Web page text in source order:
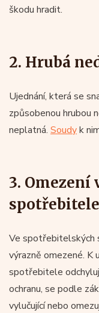
škodu hradit.
2. Hrubá
Ujednání, která se
způsobenou hrubou
neplatná. Soudyk
3.
spotřebitele
Ve spotřebitelských
výrazně omezené. K
spotřebitele
ochranu, se podle
vylučující nebo